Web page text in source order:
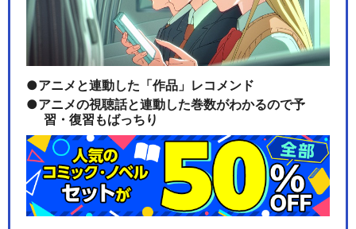
アニメと連動した「作品」レコメンド
アニメの視聴話と連動した巻数がわかるので予
習・復習もばっちり